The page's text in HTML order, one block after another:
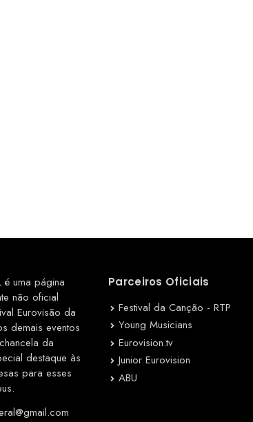
é uma página
não oficial
Eurovisão da
demais eventos
da
destaque às
para esses
Parceiros Oficiais
Festival da Canção - RTP
Young Musicians
Eurovision.tv
Junior Eurovision
ABU